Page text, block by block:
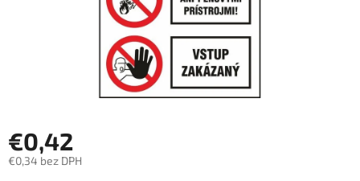
€0,42
€0,34 bez DPH